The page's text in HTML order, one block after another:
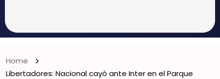
Home
Libertadores: Nacional cayó ante Inter en el Parque